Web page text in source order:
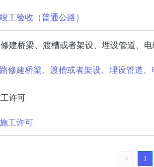
工验收（普通公路）
许可
工许可
< 1